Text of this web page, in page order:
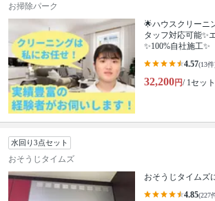
お掃除パーク
🌟ハウスクリーニ
タッフ対応可能✨
✨100%自社施工✨
4.57(13件
32,200円/ 1セット
水回り3点セット
おそうじタイムズ
おそうじタイムズ
4.85(227